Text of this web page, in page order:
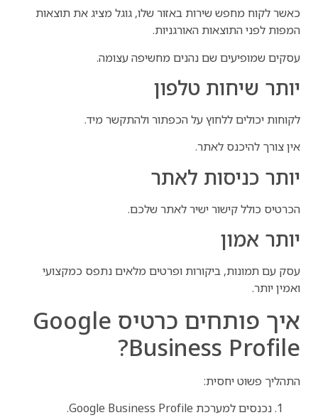
כאשר לקוח מחפש שירות באזור שלו, גוגל מציג את תוצאות
המפות לפני התוצאות האורגניות.
עסקים שמופיעים שם נהנים מחשיפה עצומה.
יותר שיחות טלפון
לקוחות יכולים ללחוץ על הכפתור ולהתקשר מיד.
אין צורך להיכנס לאתר.
יותר כניסות לאתר
הכרטיס כולל קישור ישיר לאתר שלכם.
יותר אמון
עסק עם תמונות, ביקורות ופרטים מלאים נתפס כמקצועי
ואמין יותר.
איך פותחים כרטיס Google
Business Profile?
התהליך פשוט יחסית:
נכנסים למערכת Google Business Profile.